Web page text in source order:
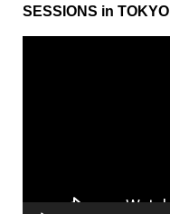
SESSIONS in TOKYO